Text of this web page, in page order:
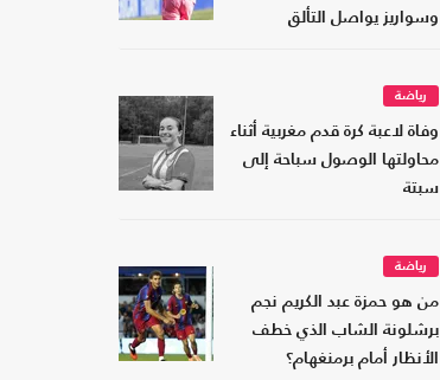
وسواريز يواصل التألق
رياضة
وفاة لاعبة كرة قدم مغربية أثناء
محاولتها الوصول سباحة إلى
سبتة
رياضة
من هو حمزة عبد الكريم نجم
برشلونة الشاب الذي خطف
الأنظار أمام برمنغهام؟